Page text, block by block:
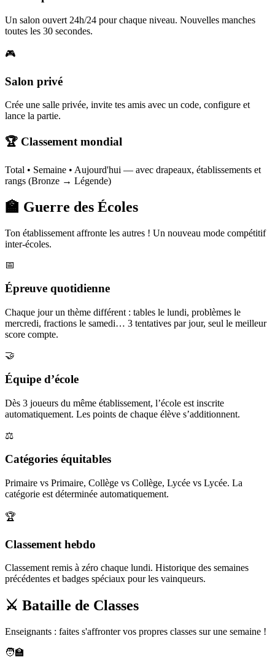
Un salon ouvert 24h/24 pour chaque niveau. Nouvelles manches
toutes les 30 secondes.
🎮
Salon privé
Crée une salle privée, invite tes amis avec un code, configure et
lance la partie.
🏆 Classement mondial
Total • Semaine • Aujourd'hui — avec drapeaux, établissements et
rangs (Bronze → Légende)
🏫 Guerre des Écoles
Ton établissement affronte les autres ! Un nouveau mode compétitif
inter-écoles.
📅
Épreuve quotidienne
Chaque jour un thème différent : tables le lundi, problèmes le
mercredi, fractions le samedi… 3 tentatives par jour, seul le meilleur
score compte.
🤝
Équipe d’école
Dès 3 joueurs du même établissement, l’école est inscrite
automatiquement. Les points de chaque élève s’additionnent.
⚖️
Catégories équitables
Primaire vs Primaire, Collège vs Collège, Lycée vs Lycée. La
catégorie est déterminée automatiquement.
🏆
Classement hebdo
Classement remis à zéro chaque lundi. Historique des semaines
précédentes et badges spéciaux pour les vainqueurs.
⚔️ Bataille de Classes
Enseignants : faites s'affronter vos propres classes sur une semaine !
🧑‍🏫